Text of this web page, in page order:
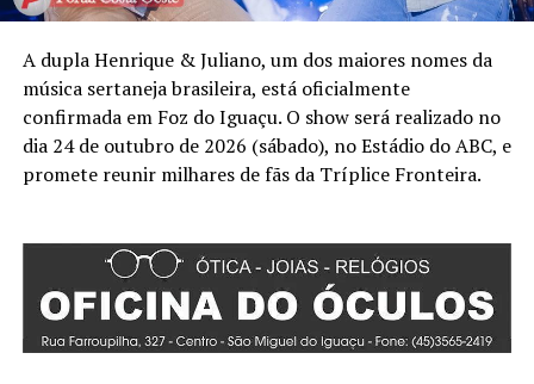
A dupla Henrique & Juliano, um dos maiores nomes da
música sertaneja brasileira, está oficialmente
confirmada em Foz do Iguaçu. O show será realizado no
dia 24 de outubro de 2026 (sábado), no Estádio do ABC, e
promete reunir milhares de fãs da Tríplice Fronteira.